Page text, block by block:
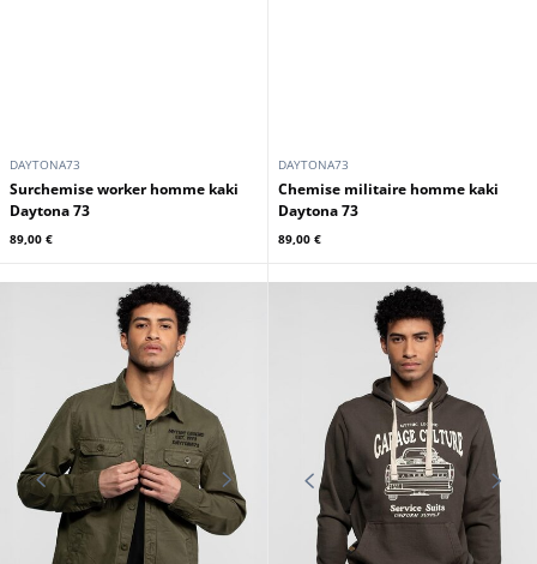
DAYTONA73
Surchemise worker homme kaki
Daytona 73
89,00 €
DAYTONA73
Chemise militaire homme kaki
Daytona 73
89,00 €